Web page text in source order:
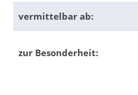
vermittelbar ab:
zur Besonderheit: